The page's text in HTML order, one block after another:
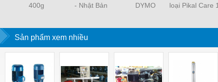
400g
- Nhật Bản
DYMO
loại Pikal Care
Sản phẩm xem nhiều